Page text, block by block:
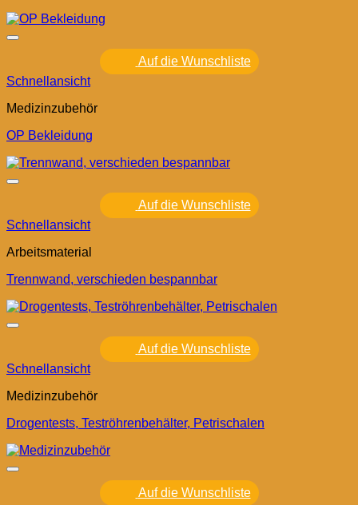
Auf die Wunschliste
Schnellansicht
Medizinzubehör
OP Bekleidung
Auf die Wunschliste
Schnellansicht
Arbeitsmaterial
Trennwand, verschieden bespannbar
Auf die Wunschliste
Schnellansicht
Medizinzubehör
Drogentests, Teströhrenbehälter, Petrischalen
Auf die Wunschliste